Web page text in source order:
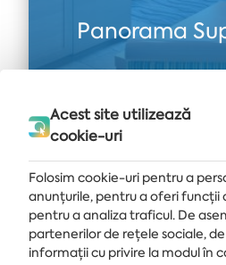
Panorama
Primește ultimele știri și oferte
Acest site utilizează
cookie-uri
Folosim cookie-uri pentru a
anunțurile, pentru a oferi funcții
pentru a analiza traficul. De
partenerilor de rețele sociale,
informații cu privire la modul în